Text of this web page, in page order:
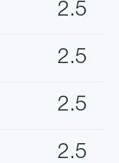
2.5
2.5
2.5
2.5